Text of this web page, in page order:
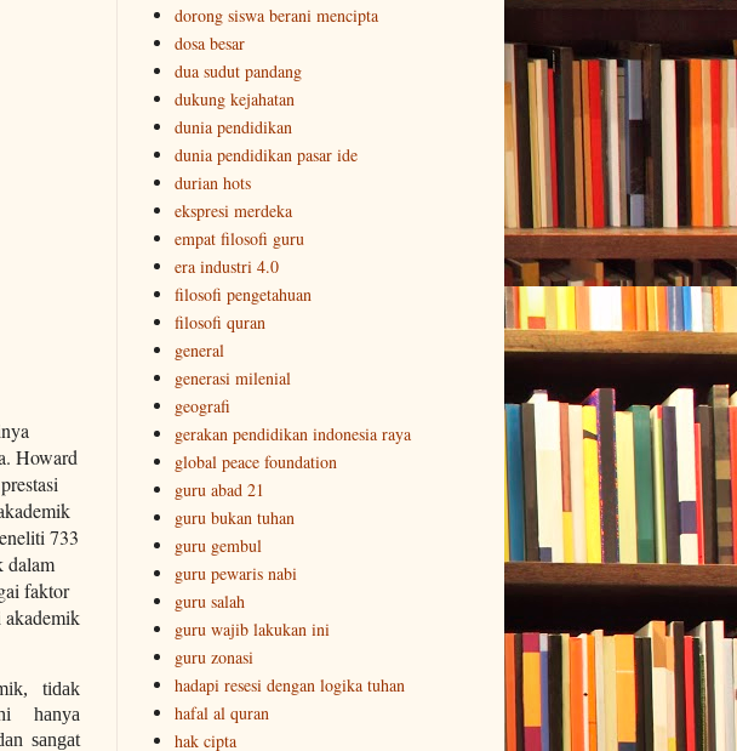
Howard
733
dalam
faktor
akademik
tidak
hanya
sangat
dorong siswa berani mencipta
dosa besar
dua sudut pandang
dukung kejahatan
dunia pendidikan
dunia pendidikan pasar ide
durian hots
ekspresi merdeka
empat filosofi guru
era industri 4.0
filosofi pengetahuan
filosofi quran
general
generasi milenial
geografi
gerakan pendidikan indonesia raya
global peace foundation
guru abad 21
guru bukan tuhan
guru gembul
guru pewaris nabi
guru salah
guru wajib lakukan ini
guru zonasi
hadapi resesi dengan logika tuhan
hafal al quran
hak cipta